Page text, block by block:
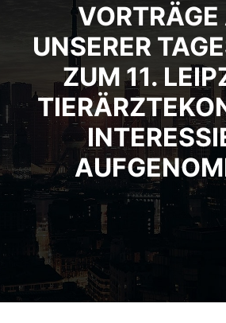
VORTRÄGE
UNSERER
ZUM 11.